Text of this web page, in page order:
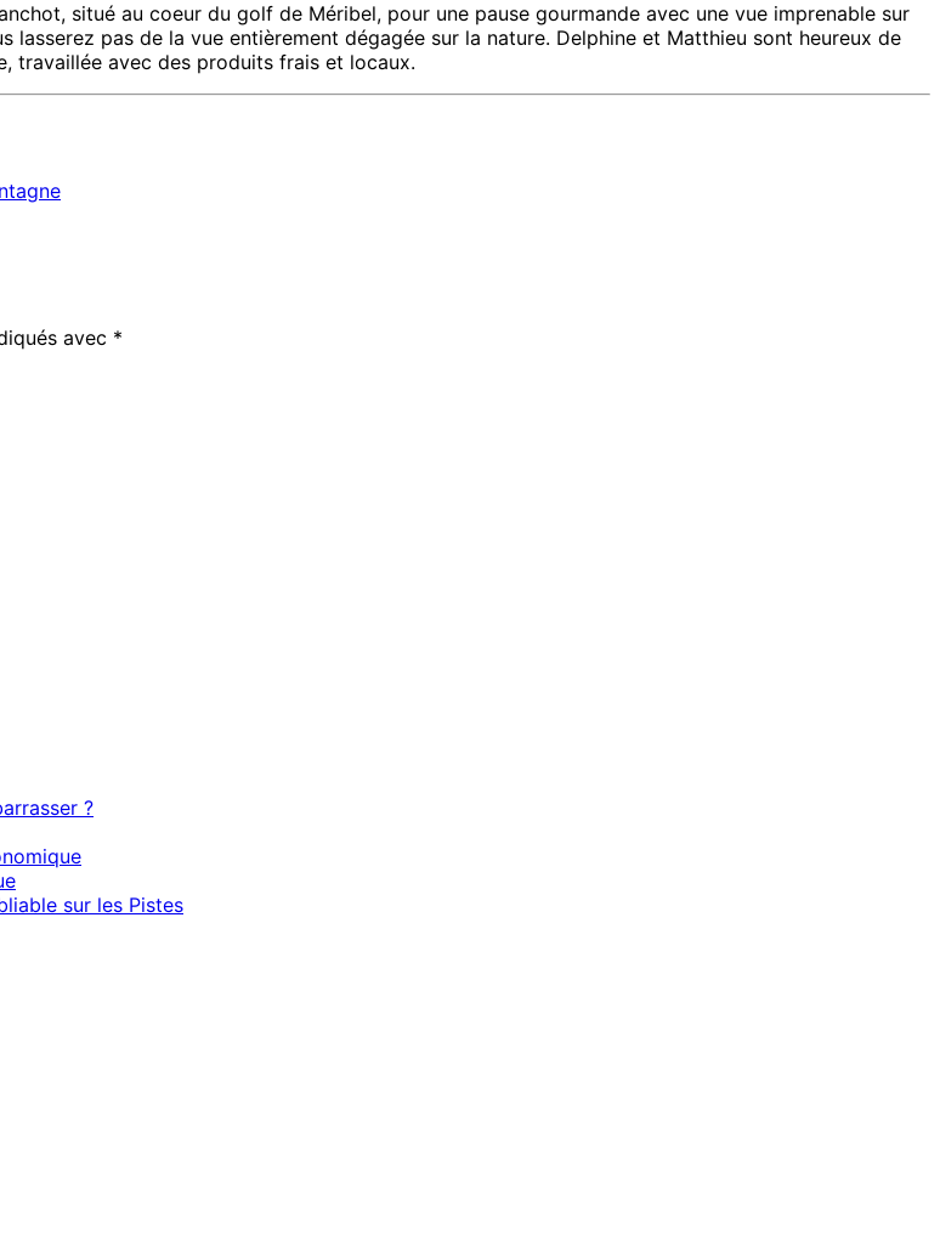
situé au coeur du golf de Méribel, pour une pause gourmande avec une vue imprenable sur
pas de la vue entièrement dégagée sur la nature. Delphine et Matthieu sont heureux de
travaillée avec des produits frais et locaux.
avec *
?
sur les Pistes